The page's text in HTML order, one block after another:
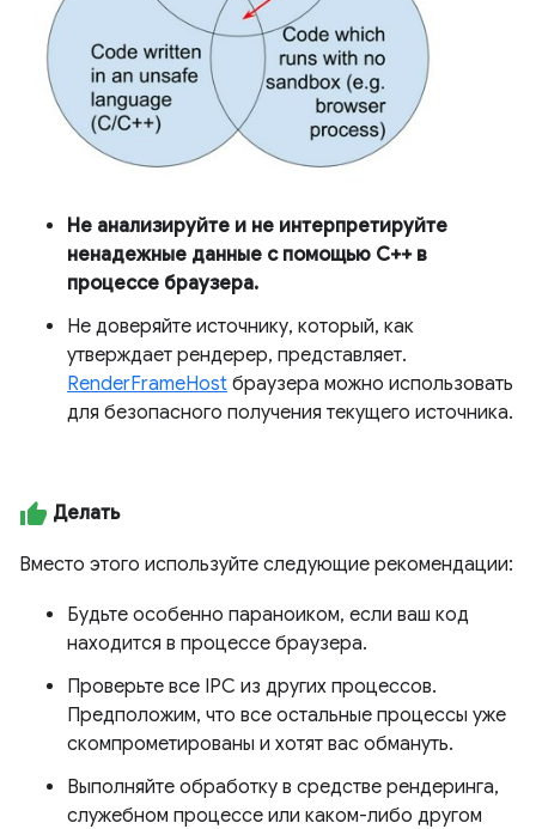
Не анализируйте и не интерпретируйте
ненадежные данные с помощью C++ в
процессе браузера.
Не доверяйте источнику, который, как
утверждает рендерер, представляет.
RenderFrameHost браузера можно использовать
для безопасного получения текущего источника.
Делать
Вместо этого используйте следующие рекомендации:
Будьте особенно параноиком, если ваш код
находится в процессе браузера.
Проверьте все IPC из других процессов.
Предположим, что все остальные процессы уже
скомпрометированы и хотят вас обмануть.
Выполняйте обработку в средстве рендеринга,
служебном процессе или каком-либо другом